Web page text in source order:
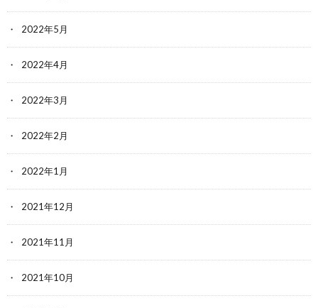
2022年5月
2022年4月
2022年3月
2022年2月
2022年1月
2021年12月
2021年11月
2021年10月